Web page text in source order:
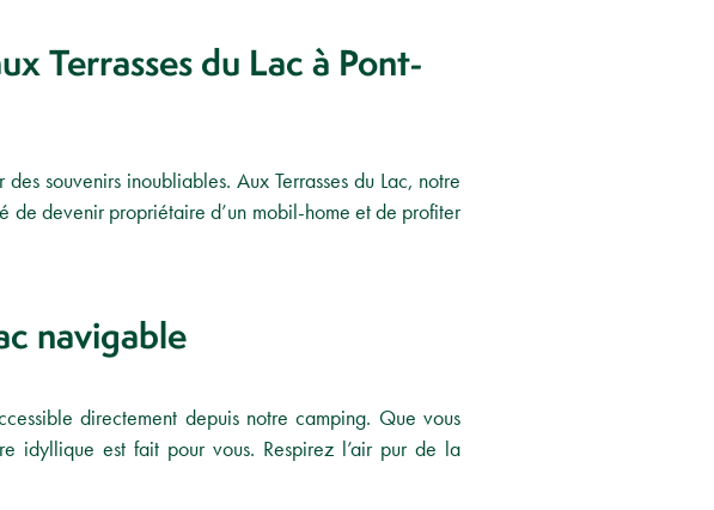
Terrasses du Lac à Pont-
souvenirs inoubliables. Aux Terrasses du Lac, notre
devenir propriétaire d’un mobil-home et de profiter
navigable
directement depuis notre camping. Que vous
idyllique est fait pour vous. Respirez l’air pur de la